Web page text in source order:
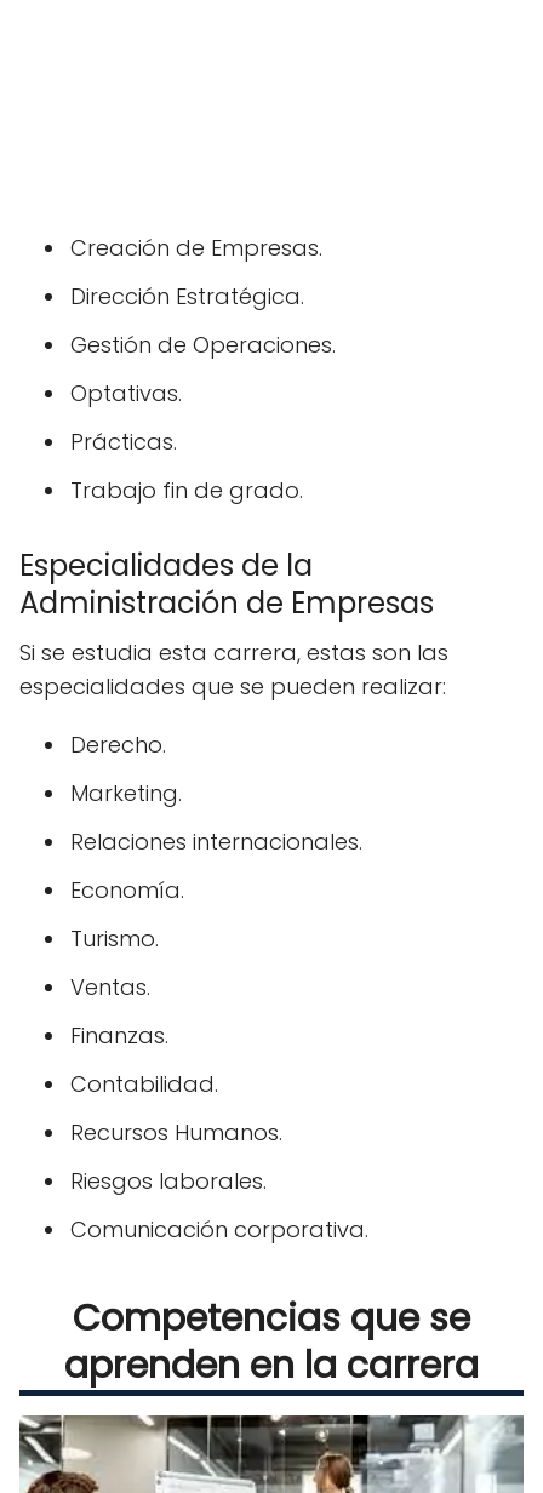
Creación de Empresas.
Dirección Estratégica.
Gestión de Operaciones.
Optativas.
Prácticas.
Trabajo fin de grado.
Especialidades de la
Administración de Empresas
Si se estudia esta carrera, estas son las
especialidades que se pueden realizar:
Derecho.
Marketing.
Relaciones internacionales.
Economía.
Turismo.
Ventas.
Finanzas.
Contabilidad.
Recursos Humanos.
Riesgos laborales.
Comunicación corporativa.
Competencias que se
aprenden en la carrera